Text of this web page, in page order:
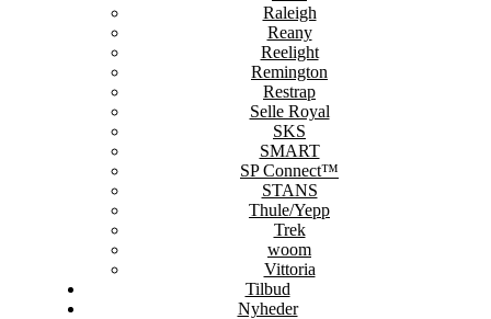
Raleigh
Reany
Reelight
Remington
Restrap
Selle Royal
SKS
SMART
SP Connect™
STANS
Thule/Yepp
Trek
woom
Vittoria
Tilbud
Nyheder